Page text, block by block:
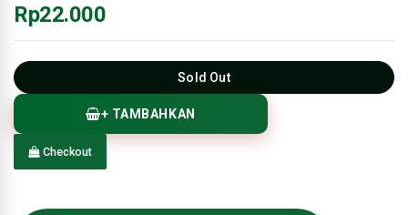
Rp22.000
Sold Out
+ TAMBAHKAN
Checkout